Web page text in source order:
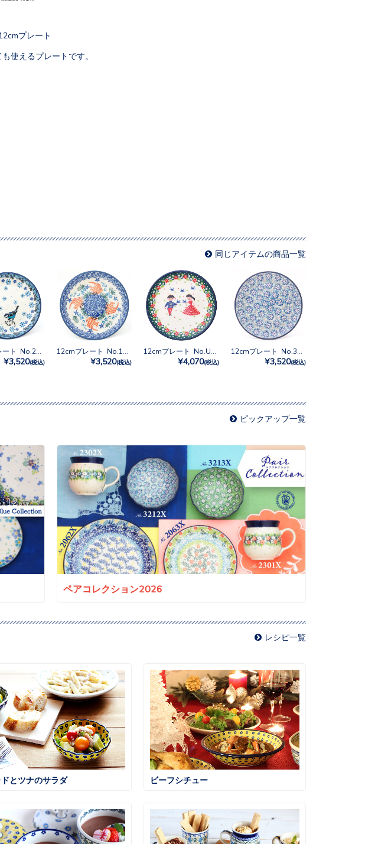
プレート
使えるプレートです。
同じアイテムの商品一覧
¥3,520(税込) ¥3,520(税込) ¥4,070(税込) ¥3,520(税込)
ピックアップ一覧
ペアコレクション2026
レシピ一覧
とツナのサラダ ビーフシチュー